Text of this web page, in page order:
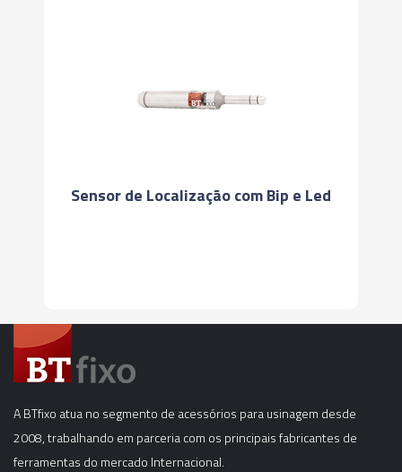
Sensor de Localização com Bip e Led
A BTfixo atua no segmento de acessórios para usinagem desde
2008, trabalhando em parceria com os principais fabricantes de
ferramentas do mercado Internacional.